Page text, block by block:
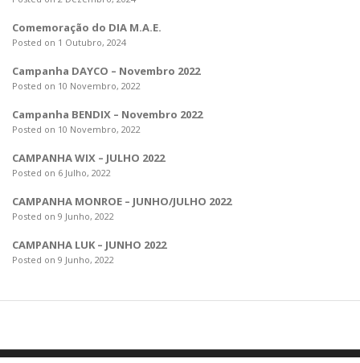
Comemoração do DIA M.A.E.
Posted on 1 Outubro, 2024
Campanha DAYCO – Novembro 2022
Posted on 10 Novembro, 2022
Campanha BENDIX – Novembro 2022
Posted on 10 Novembro, 2022
CAMPANHA WIX – JULHO 2022
Posted on 6 Julho, 2022
CAMPANHA MONROE – JUNHO/JULHO 2022
Posted on 9 Junho, 2022
CAMPANHA LUK – JUNHO 2022
Posted on 9 Junho, 2022